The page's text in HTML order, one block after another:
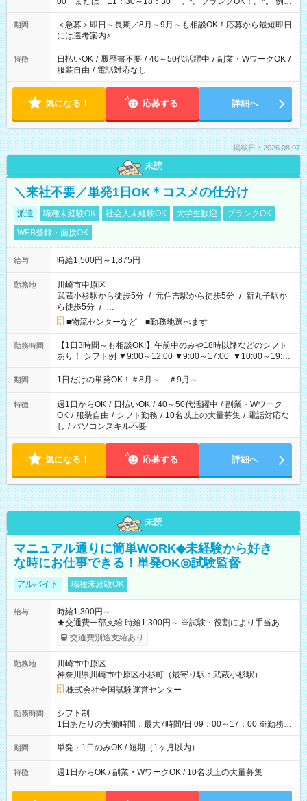
ば前職が、 在宅/財団法人/事務/コールセンター/受付/販売/カフェ
スタッフ スイーツ販売/ホテルフロント/化粧品販売/など 様々な
業界から入社して活躍されています♪
期間
＜急募＞即日～長期／8月～9月～も相談OK！応募から最短即日
には選考案内♪
特徴 日払いOK / 履歴書不要 / 40～50代活躍中 / 副業・WワークOK /
服装自由 / 電話対応なし
気になる！ 応募する 詳細へ
掲載日：2026.08.07
未読
＼来社不要／単発1日OK＊コスメの仕分け
派遣 職種未経験OK 社会人未経験OK 大学生歓迎
ブランクOK
WEB登録・面接OK
給与 時給1,500円～1,875円
勤務地
川崎市中原区
武蔵小杉駅から徒歩5分 / 元住吉駅から徒歩5分 / 新丸子駅か
ら徒歩5分 / …
■物流センターなど ■勤務地選べます
勤務時間
【1日3時間～も相談OK!】午前中のみや18時以降などのシフト
あり！ シフト例 ▼9:00～12:00 ▼9:00～17:00 ▼10:00～19:00
▼18:00～21:00
期間 1日だけの単発OK！＃8月～ ＃9月～
特徴 週1日からOK / 日払いOK / 40～50代活躍中 / 副業・Wワーク
OK / 服装自由 / シフト勤務 / 10名以上の大量募集 / 電話対応な
し / パソコンスキル不要
気になる！ 応募する 詳細へ
未読
マニュアル通りに簡単WORK◆未経験から好き
な時にお仕事できる！単発OK◎試験監督
アルバイト 職種未経験OK
給与
時給1,300円～
★交通費一部支給 時給1,300円～ ※試験・役割により手当あり
※勤務回数により昇給あり 【即給（前払い）オプションあ
り！】 希望される場合、勤務から1週間ほどで給与の一部を受け
例】 ・河合塾模擬試験 8:30～17:30（休憩1時間） 時給1,300円
×8時間＝日収10,400円＋交通費 ※当日の役割により時給＋100
円の場合あり ・国家試験 7:00～13:30（休憩なし） 時給1,300
円（役割手当＋100円）×6時間＝日収8,400円＋交通費 【試用期
間】試用期間なし
交通費別途支給あり
勤務地
川崎市中原区
神奈川県川崎市中原区小杉町（最寄り駅：武蔵小杉駅）
株式会社全国試験運営センター
勤務時間
シフト制
1日あたりの実働時間：最大7時間/日 09：00～17：00 ※勤務時
間は 試験により異なります。
期間 単発・1日のみOK / 短期（1ヶ月以内）
特徴 週1日からOK / 副業・WワークOK / 10名以上の大量募集